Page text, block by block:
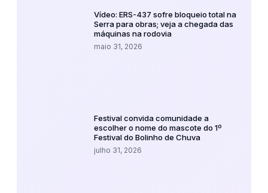
Vídeo: ERS-437 sofre bloqueio total na
Serra para obras; veja a chegada das
máquinas na rodovia
maio 31, 2026
Festival convida comunidade a
escolher o nome do mascote do 1º
Festival do Bolinho de Chuva
julho 31, 2026